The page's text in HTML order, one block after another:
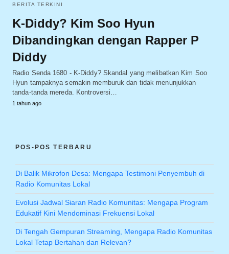
BERITA TERKINI
K-Diddy? Kim Soo Hyun
Dibandingkan dengan Rapper P
Diddy
Radio Senda 1680 - K-Diddy? Skandal yang melibatkan Kim Soo
Hyun tampaknya semakin memburuk dan tidak menunjukkan
tanda-tanda mereda. Kontroversi…
1 tahun ago
POS-POS TERBARU
Di Balik Mikrofon Desa: Mengapa Testimoni Penyembuh di
Radio Komunitas Lokal
Evolusi Jadwal Siaran Radio Komunitas: Mengapa Program
Edukatif Kini Mendominasi Frekuensi Lokal
Di Tengah Gempuran Streaming, Mengapa Radio Komunitas
Lokal Tetap Bertahan dan Relevan?